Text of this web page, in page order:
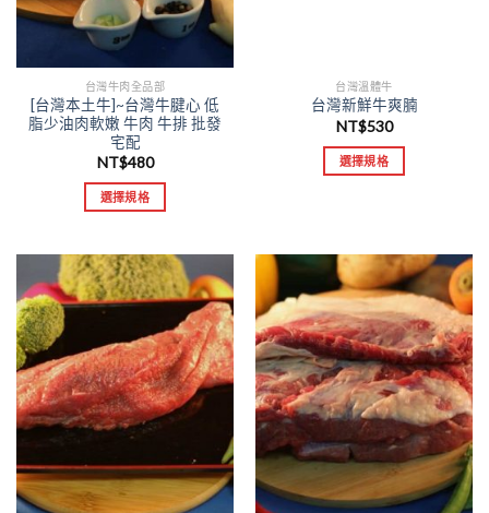
台灣牛肉全品部
[台灣本土牛]~台灣牛腱心 低
脂少油肉軟嫩 牛肉 牛排 批發
宅配
NT$480
選擇規格
台灣溫體牛
台灣新鮮牛爽腩
NT$530
選擇規格